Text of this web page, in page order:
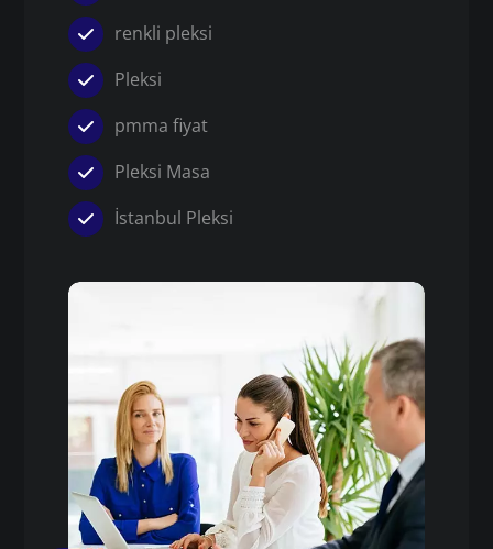
renkli pleksi
Pleksi
pmma fiyat
Pleksi Masa
İstanbul Pleksi